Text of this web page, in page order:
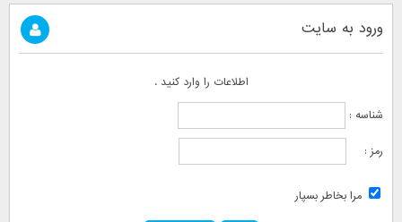
ورود به سایت
اطلاعات را وارد کنید .
شناسه :
رمز :
مرا بخاطر بسپار